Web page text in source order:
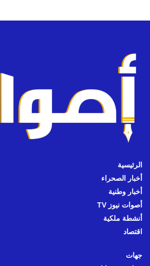
الرئيسية
أخبار الصحراء
أخبار وطنية
أصوات نيوز TV
أنشطة ملكية
اقتصاد
جهات